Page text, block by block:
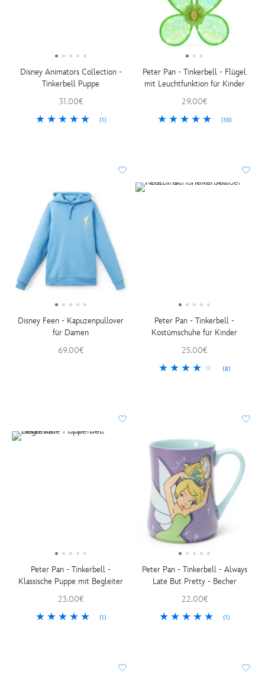
Disney Animators Collection -
Tinkerbell Puppe
31.00€
(1)
Peter Pan - Tinkerbell - Flügel
mit Leuchtfunktion für Kinder
29.00€
(10)
Disney Feen - Kapuzenpullover
für Damen
69.00€
Peter Pan - Tinkerbell -
Kostümschuhe für Kinder
25.00€
(8)
Peter Pan - Tinkerbell -
Klassische Puppe mit Begleiter
23.00€
(1)
Peter Pan - Tinkerbell - Always
Late But Pretty - Becher
22.00€
(1)